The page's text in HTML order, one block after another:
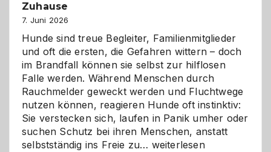
Zuhause
7. Juni 2026
Hunde sind treue Begleiter, Familienmitglieder
und oft die ersten, die Gefahren wittern – doch
im Brandfall können sie selbst zur hilflosen
Falle werden. Während Menschen durch
Rauchmelder geweckt werden und Fluchtwege
nutzen können, reagieren Hunde oft instinktiv:
Sie verstecken sich, laufen in Panik umher oder
suchen Schutz bei ihren Menschen, anstatt
selbstständig ins Freie zu… Wenn
weiterlesen